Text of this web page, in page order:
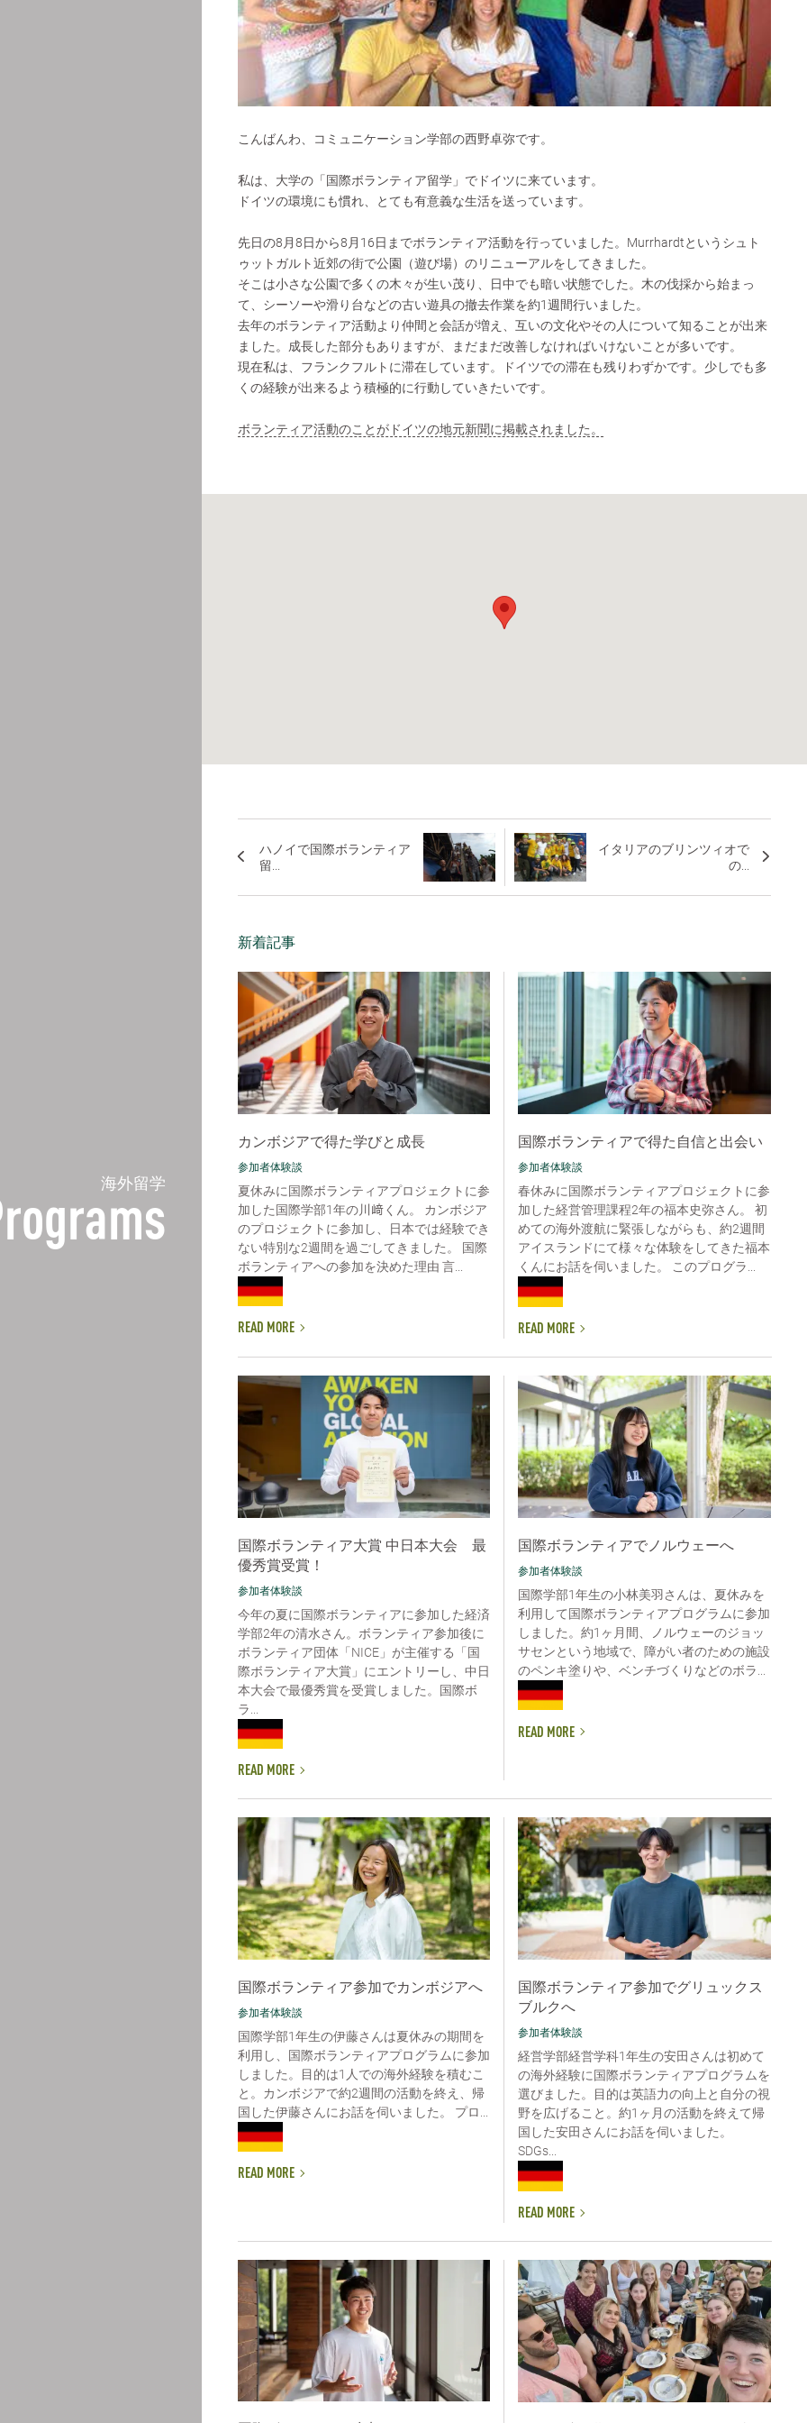
海外留学
こんばんわ、コミュニケーション学部の西野卓弥です。
私は、大学の「国際ボランティア留学」でドイツに来ています。
ドイツの環境にも慣れ、とても有意義な生活を送っています。
先日の8月8日から8月16日までボランティア活動を行っていました。Murrhardtというシュト
ゥットガルト近郊の街で公園（遊び場）のリニューアルをしてきました。
そこは小さな公園で多くの木々が生い茂り、日中でも暗い状態でした。木の伐採から始まっ
て、シーソーや滑り台などの古い遊具の撤去作業を約1週間行いました。
去年のボランティア活動より仲間と会話が増え、互いの文化やその人について知ることが出来
ました。成長した部分もありますが、まだまだ改善しなければいけないことが多いです。
現在私は、フランクフルトに滞在しています。ドイツでの滞在も残りわずかです。少しでも多
くの経験が出来るよう積極的に行動していきたいです。
ボランティア活動のことがドイツの地元新聞に掲載されました。
ハノイで国際ボランティア
留...
イタリアのブリンツィオで
の...
新着記事
カンボジアで得た学びと成長
参加者体験談
夏休みに国際ボランティアプロジェクトに参
加した国際学部1年の川﨑くん。 カンボジア
のプロジェクトに参加し、日本では経験でき
ない特別な2週間を過ごしてきました。 国際
ボランティアへの参加を決めた理由 言...
READ MORE
国際ボランティアで得た自信と出会い
参加者体験談
春休みに国際ボランティアプロジェクトに参
加した経営管理課程2年の福本史弥さん。 初
めての海外渡航に緊張しながらも、約2週間
アイスランドにて様々な体験をしてきた福本
くんにお話を伺いました。 このプログラ...
READ MORE
国際ボランティア大賞 中日本大会 最
優秀賞受賞！
参加者体験談
今年の夏に国際ボランティアに参加した経済
学部2年の清水さん。ボランティア参加後に
ボランティア団体「NICE」が主催する「国
際ボランティア大賞」にエントリーし、中日
本大会で最優秀賞を受賞しました。国際ボ
ラ...
READ MORE
国際ボランティアでノルウェーへ
参加者体験談
国際学部1年生の小林美羽さんは、夏休みを
利用して国際ボランティアプログラムに参加
しました。約1ヶ月間、ノルウェーのジョッ
サセンという地域で、障がい者のための施設
のペンキ塗りや、ベンチづくりなどのボラ...
READ MORE
国際ボランティア参加でカンボジアへ
参加者体験談
国際学部1年生の伊藤さんは夏休みの期間を
利用し、国際ボランティアプログラムに参加
しました。目的は1人での海外経験を積むこ
と。カンボジアで約2週間の活動を終え、帰
国した伊藤さんにお話を伺いました。 プロ...
READ MORE
国際ボランティア参加でグリュックス
ブルクへ
参加者体験談
経営学部経営学科1年生の安田さんは初めて
の海外経験に国際ボランティアプログラムを
選びました。目的は英語力の向上と自分の視
野を広げること。約1ヶ月の活動を終えて帰
国した安田さんにお話を伺いました。
SDGs...
READ MORE